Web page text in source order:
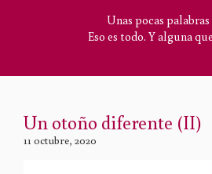
Unas pocas
Eso es todo. Y alguna
Un otoño diferente (II)
11 octubre, 2020